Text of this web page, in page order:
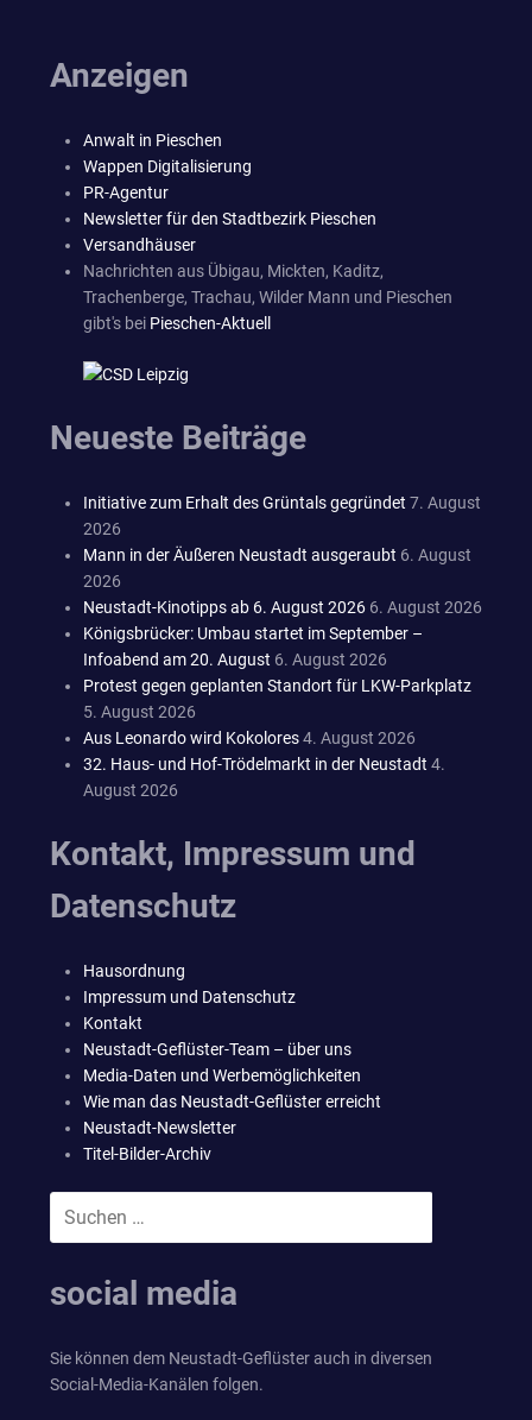
Anzeigen
Anwalt in Pieschen
Wappen Digitalisierung
PR-Agentur
Newsletter für den Stadtbezirk Pieschen
Versandhäuser
Nachrichten aus Übigau, Mickten, Kaditz,
Trachenberge, Trachau, Wilder Mann und Pieschen
gibt's bei Pieschen-Aktuell
Neueste Beiträge
Initiative zum Erhalt des Grüntals gegründet 7. August
2026
Mann in der Äußeren Neustadt ausgeraubt 6. August
2026
Neustadt-Kinotipps ab 6. August 2026 6. August 2026
Königsbrücker: Umbau startet im September –
Infoabend am 20. August 6. August 2026
Protest gegen geplanten Standort für LKW-Parkplatz
5. August 2026
Aus Leonardo wird Kokolores4. August 2026
32. Haus- und Hof-Trödelmarkt in der Neustadt 4.
August 2026
Kontakt, Impressum und
Datenschutz
Hausordnung
Impressum und Datenschutz
Kontakt
Neustadt-Geflüster-Team – über uns
Media-Daten und Werbemöglichkeiten
Wie man das Neustadt-Geflüster erreicht
Neustadt-Newsletter
Titel-Bilder-Archiv
social media
Sie können dem Neustadt-Geflüster auch in diversen
Social-Media-Kanälen folgen.